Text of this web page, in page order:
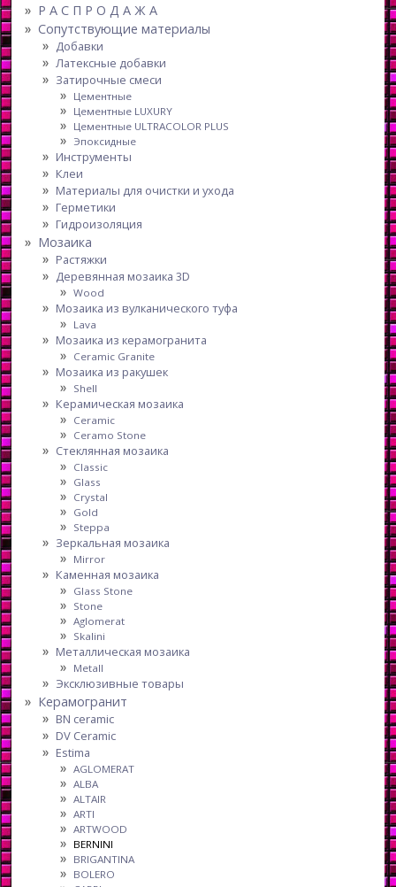
Р А С П Р О Д А Ж А
Сопутствующие материалы
Добавки
Латексные добавки
Затирочные смеси
Цементные
Цементные LUXURY
Цементные ULTRACOLOR PLUS
Эпоксидные
Инструменты
Клеи
Материалы для очистки и ухода
Герметики
Гидроизоляция
Мозаика
Растяжки
Деревянная мозаика 3D
Wood
Мозаика из вулканического туфа
Lava
Мозаика из керамогранита
Ceramic Granite
Мозаика из ракушек
Shell
Керамическая мозаика
Ceramic
Ceramo Stone
Стеклянная мозаика
Classic
Glass
Crystal
Gold
Steppa
Зеркальная мозаика
Mirror
Каменная мозаика
Glass Stone
Stone
Aglomerat
Skalini
Металлическая мозаика
Metall
Эксклюзивные товары
Керамогранит
BN ceramic
DV Ceramic
Estima
AGLOMERAT
ALBA
ALTAIR
ARTI
ARTWOOD
BERNINI
BRIGANTINA
BOLERO